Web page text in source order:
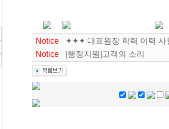
Notice ✦✦✦ 대표원장 학력 이력
Notice
[행정지원]고객의 소리